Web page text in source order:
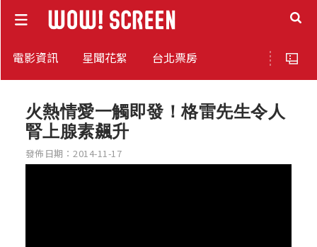
電影資訊 星聞花絮 台北票房
火熱情愛一觸即發！格雷先生令人
腎上腺素飆升
發佈日期：2014-11-17